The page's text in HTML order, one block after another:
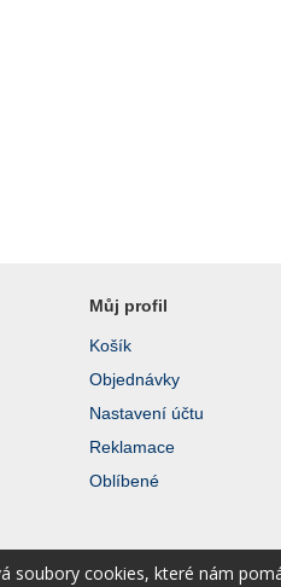
Můj profil
Košík
Objednávky
Nastavení účtu
Reklamace
Oblíbené
soubory cookies, které nám